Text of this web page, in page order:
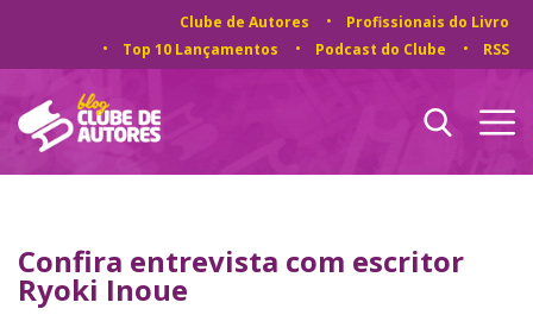
Clube de Autores
Profissionais do Livro
Top 10 Lançamentos
Podcast do Clube RSS
Confira entrevista com escritor
Ryoki Inoue